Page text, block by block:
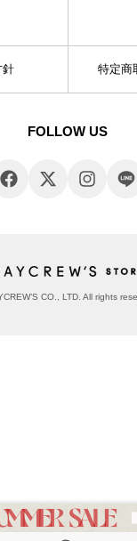
針 特定商
FOLLOW US
CO., LTD. All rights